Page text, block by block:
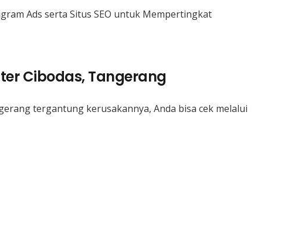
Ads serta Situs SEO untuk Mempertingkat
Cibodas, Tangerang
tergantung kerusakannya, Anda bisa cek melalui